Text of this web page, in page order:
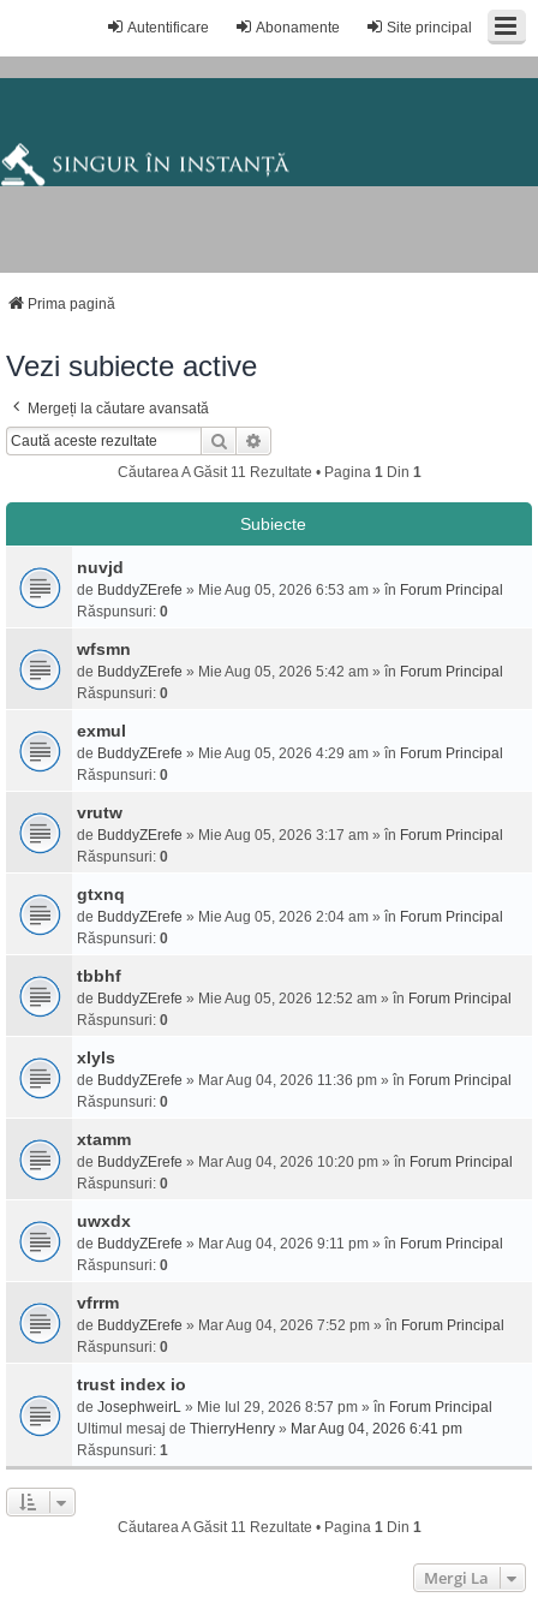
Site principal
Abonamente
Autentificare
Prima pagină
Vezi subiecte active
Mergeți la căutare avansată
Căutare
Căutarea A Găsit 11 Rezultate • Pagina 1Din 1
Subiecte
nuvjd
de BuddyZErefe » Mie Aug 05, 2026 6:53 am » în Forum Principal
Răspunsuri: 0
wfsmn
de BuddyZErefe » Mie Aug 05, 2026 5:42 am » în Forum Principal
Răspunsuri: 0
exmul
de BuddyZErefe » Mie Aug 05, 2026 4:29 am » în Forum Principal
Răspunsuri: 0
vrutw
de BuddyZErefe » Mie Aug 05, 2026 3:17 am » în Forum Principal
Răspunsuri: 0
gtxnq
de BuddyZErefe » Mie Aug 05, 2026 2:04 am » în Forum Principal
Răspunsuri: 0
tbbhf
de BuddyZErefe » Mie Aug 05, 2026 12:52 am » în Forum Principal
Răspunsuri: 0
xlyls
de BuddyZErefe » Mar Aug 04, 2026 11:36 pm » în Forum Principal
Răspunsuri: 0
xtamm
de BuddyZErefe » Mar Aug 04, 2026 10:20 pm » în Forum Principal
Răspunsuri: 0
uwxdx
de BuddyZErefe » Mar Aug 04, 2026 9:11 pm » în Forum Principal
Răspunsuri: 0
vfrrm
de BuddyZErefe » Mar Aug 04, 2026 7:52 pm » în Forum Principal
Răspunsuri: 0
trust index io
de JosephweirL » Mie Iul 29, 2026 8:57 pm » în Forum Principal
Ultimul mesaj de ThierryHenry » Mar Aug 04, 2026 6:41 pm
Răspunsuri: 1
Căutarea A Găsit 11 Rezultate • Pagina 1Din 1
Mergi La